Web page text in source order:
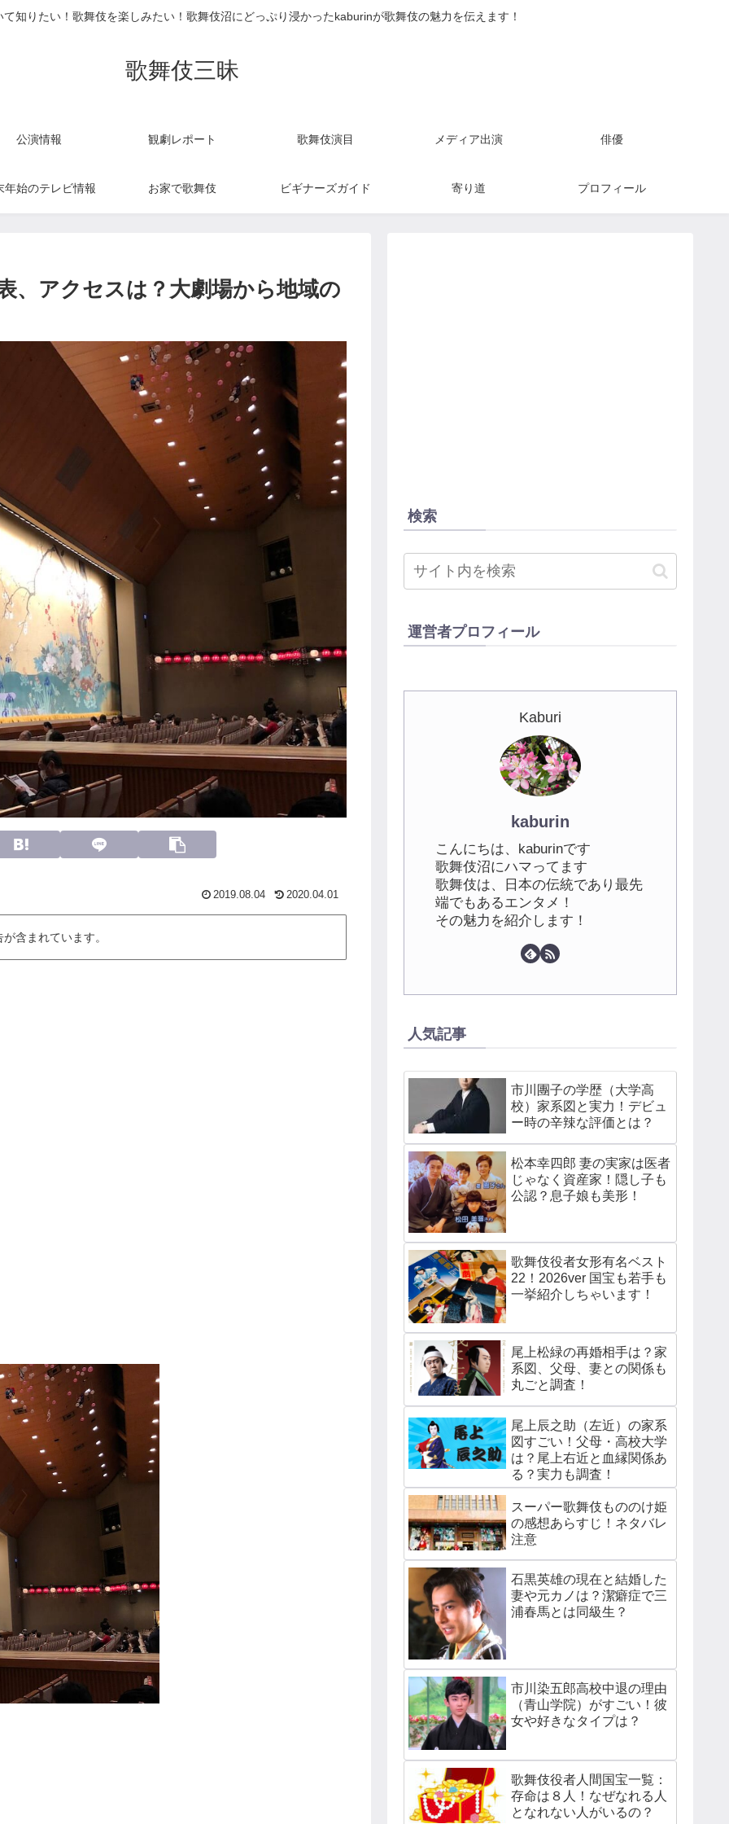
知りたい！歌舞伎を楽しみたい！歌舞伎沼にどっぷり浸かったkaburinが歌舞伎の魅力を伝えます！
歌舞伎三昧
公演情報 観劇レポート 歌舞伎演目 メディア出演 俳優
年始のテレビ情報 お家で歌舞伎 ビギナーズガイド 寄り道 プロフィール
、アクセスは？大劇場から地域の
2019.08.04 2020.04.01
含まれています。
検索
運営者プロフィール
Kaburi
kaburin
こんにちは、kaburinです
歌舞伎沼にハマってます
歌舞伎は、日本の伝統であり最先
端でもあるエンタメ！
その魅力を紹介します！
人気記事
市川團子の学歴（大学高
校）家系図と実力！デビュ
ー時の辛辣な評価とは？
松本幸四郎 妻の実家は医者
じゃなく資産家！隠し子も
公認？息子娘も美形！
歌舞伎役者女形有名ベスト
22！2026ver 国宝も若手も
一挙紹介しちゃいます！
尾上松緑の再婚相手は？家
系図、父母、妻との関係も
丸ごと調査！
尾上辰之助（左近）の家系
図すごい！父母・高校大学
は？尾上右近と血縁関係あ
る？実力も調査！
スーパー歌舞伎もののけ姫
の感想あらすじ！ネタバレ
注意
石黒英雄の現在と結婚した
妻や元カノは？潔癖症で三
浦春馬とは同級生？
市川染五郎高校中退の理由
（青山学院）がすごい！彼
女や好きなタイプは？
歌舞伎役者人間国宝一覧：
存命は８人！なぜなれる人
となれない人がいるの？